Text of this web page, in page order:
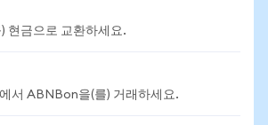
현금으로 교환하세요.
서 ABNBon을(를) 거래하세요.